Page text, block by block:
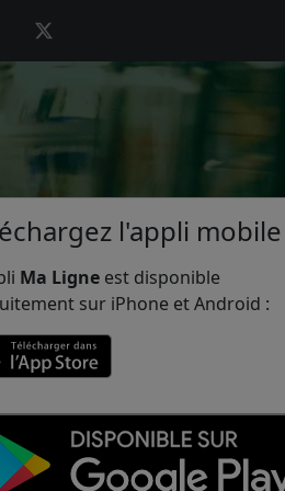
l'appli
Ma Ligne est disponible
sur iPhone et Android :